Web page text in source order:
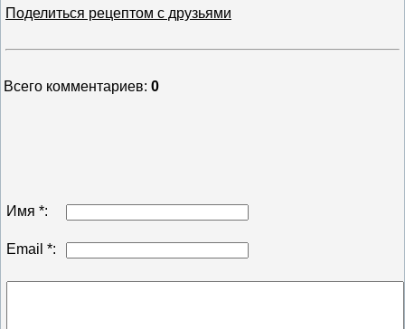
Поделиться рецептом с друзьями
Всего комментариев: 0
Имя *:
Email *: